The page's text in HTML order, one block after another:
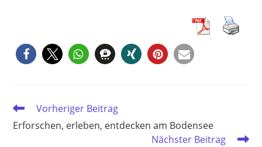
Weitere
Artikel
ansehen
Vorheriger Beitrag
Erforschen, erleben, entdecken am Bodensee
Nächster Beitrag